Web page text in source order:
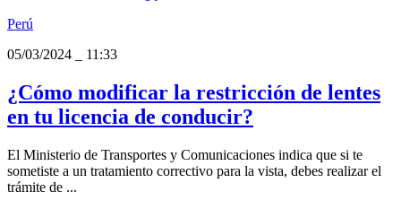
Perú
05/03/2024
11:33
¿Cómo modificar la restricción de lentes
en tu licencia de conducir?
El Ministerio de Transportes y Comunicaciones indica que si te
sometiste a un tratamiento correctivo para la vista, debes realizar el
trámite de ...